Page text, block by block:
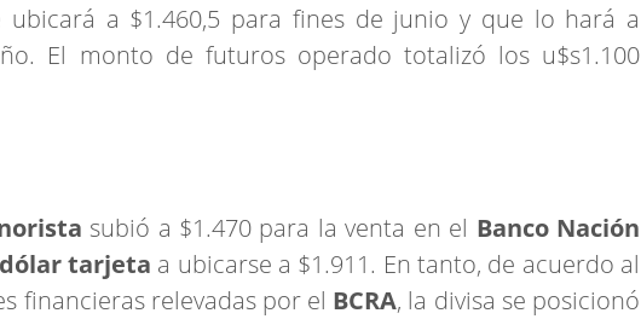
ubicará a $1.460,5 para fines de junio y que lo hará a
El monto de futuros operado totalizó los u$s1.100
subió a $1.470 para la venta en el Banco Nación
dólar tarjeta a ubicarse a $1.911. En tanto, de acuerdo al
financieras relevadas por el BCRA, la divisa se posicionó